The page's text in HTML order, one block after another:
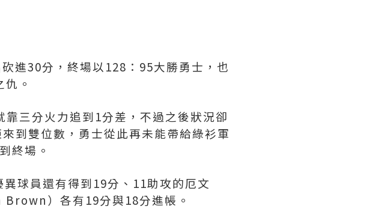
進30分，終場以128：95大勝勇士，也
。
三分火力追到1分差，不過之後狀況卻
到雙位數，勇士從此再未能帶給綠衫軍
終場。
球員還有得到19分、11助攻的厄文
）各有19分與18分進帳。